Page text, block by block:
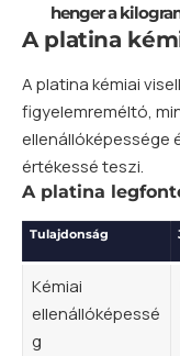
henger a
A platina
A platina kémiai
figyelemreméltó,
ellenállóképessége
értékessé teszi.
A platina
Tulajdonság
Kémiai
ellenállóképessé
g